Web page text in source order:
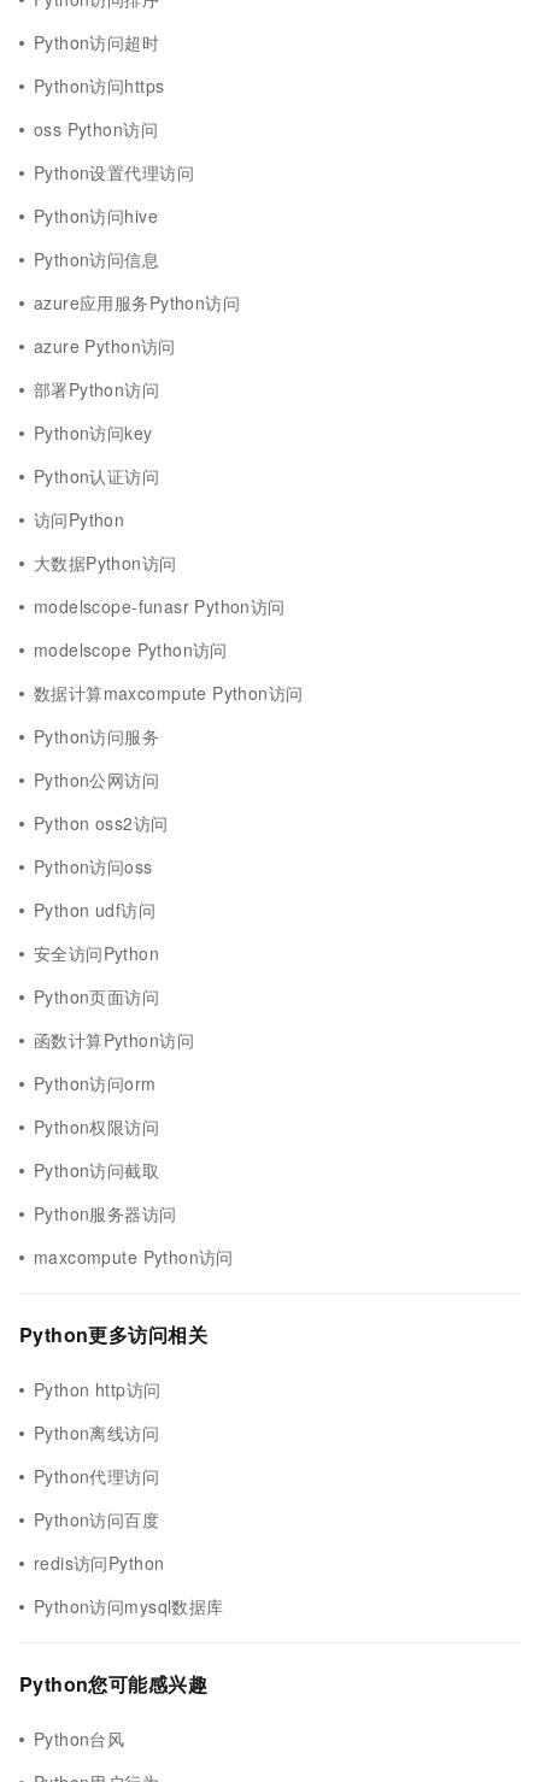
Python访问超时
Python访问https
oss Python访问
Python设置代理访问
Python访问hive
Python访问信息
azure应用服务Python访问
azure Python访问
部署Python访问
Python访问key
Python认证访问
访问Python
大数据Python访问
modelscope-funasr Python访问
modelscope Python访问
数据计算maxcompute Python访问
Python访问服务
Python公网访问
Python oss2访问
Python访问oss
Python udf访问
安全访问Python
Python页面访问
函数计算Python访问
Python访问orm
Python权限访问
Python访问截取
Python服务器访问
maxcompute Python访问
Python更多访问相关
Python http访问
Python离线访问
Python代理访问
Python访问百度
redis访问Python
Python访问mysql数据库
Python您可能感兴趣
Python台风